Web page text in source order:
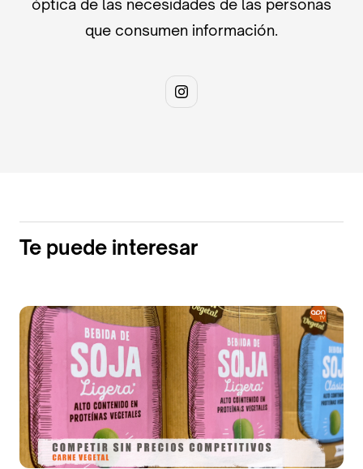
óptica de las necesidades de las personas
que consumen información.
Te puede interesar